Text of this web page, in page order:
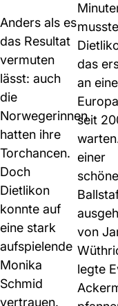
Anders als es
das Resultat
vermuten
lässt: auch
die
Norwegerinnen
hatten ihre
Torchancen.
Doch
Dietlikon
konnte auf
eine stark
aufspielende
Monika
Schmid
vertrauen.
das
an
seit
einer
von
legte